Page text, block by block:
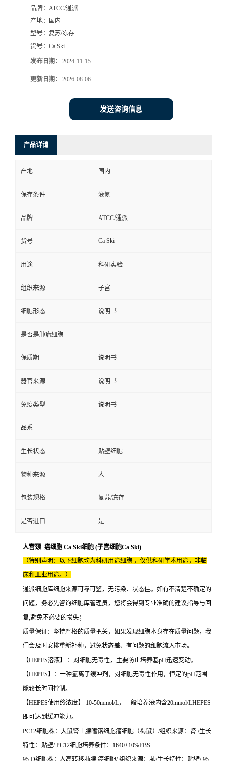
品牌： ATCC/通派
产地：
国内
型号： 复苏/冻存
货号： Ca Ski
发布日期： 2024-11-15
更新日期： 2026-08-06
发送咨询信息
产品详请
产地 国内
保存条件 液氮
品牌 ATCC/通派
货号 Ca Ski
用途 科研实验
组织来源 子宫
细胞形态 说明书
是否是肿瘤细胞
保质期 说明书
器官来源 说明书
免疫类型 说明书
品系
生长状态 贴壁细胞
物种来源 人
包装规格 复苏/冻存
是否进口 是
人宫颈_癌细胞 Ca Ski细胞 (子宫细胞Ca Ski)
（特别声明：以下细胞均为科研用途细胞 ，仅供科研学术用途，非临
床和工业用途。）
通派细胞库细胞来源可靠可鉴，无污染、状态佳。如有不清楚不确定的
问题，务必先咨询细胞库管理员，您将会得到专业准确的建议指导与回
复,避免不必要的损失；
质量保证：坚持严格的质量把关，如果发现细胞本身存在质量问题，我
们会及时安排重新补种，避免状态差、有问题的细胞流入市场。
【HEPES溶液】 ：对细胞无毒性，主要防止培养基pH迅速变动。
【HEPES】：一种氢离子缓冲剂，对细胞无毒性作用，恒定的pH范围
能较长时间控制。
【HEPES使用终浓度】 10-50mmol/L，一般培养液内含20mmol/LHEPES
即可达到缓冲能力。
PC12细胞株：大鼠肾上腺嗜铬细胞瘤细胞（褐鼠）/组织来源：肾 /生长
特性：贴壁/ PC12细胞培养条件：1640+10%FBS
95-D细胞株：人高转移肺腺 癌细胞/ 组织来源：肺/生长特性：贴壁/ 95-